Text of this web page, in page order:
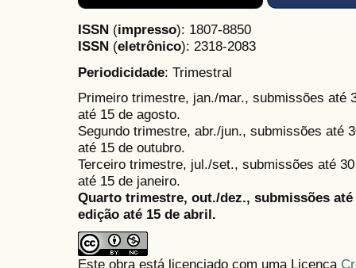
ISSN (impresso): 1807-8850
ISSN (eletrônico): 2318-2083
Periodicidade: Trimestral
Primeiro trimestre, jan./mar., submissões até
até 15 de agosto.
Segundo trimestre, abr./jun., submissões até
até 15 de outubro.
Terceiro trimestre, jul./set., submissões até
até 15 de janeiro.
Quarto trimestre, out./dez., submissões
edição até 15 de abril.
Este obra está licenciado com uma Licença